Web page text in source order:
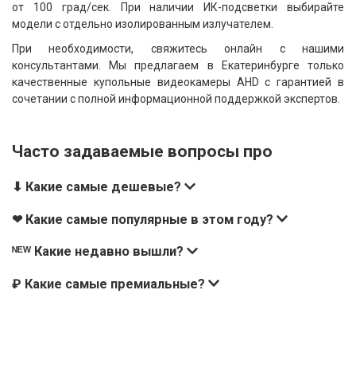
от 100 град/сек. При наличии ИК-подсветки выбирайте
модели с отдельно изолированным излучателем.
При необходимости, свяжитесь онлайн с нашими
консультантами. Мы предлагаем в Екатеринбурге только
качественные купольные видеокамеры AHD с гарантией в
сочетании с полной информационной поддержкой экспертов.
Часто задаваемые вопросы про
⬇ Какие самые дешевые?
❤ Какие самые популярные в этом году?
ᴺᴱᵂ Какие недавно вышли?
₽ Какие самые премиальные?